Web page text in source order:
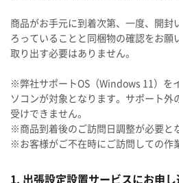
商品がお手元に到着次第、一度、開封
ろっていることと同梱物の確認をお願
取り出す必要はありません。
※弊社サポートOS（Windows 11）を
ソコンが対象となります。サポート外
受けできません。
※商品到着後のご訪問日調整が必要と
※お客様がご不在時にご訪問しての作
1. 出張設定設置サービスにお申し